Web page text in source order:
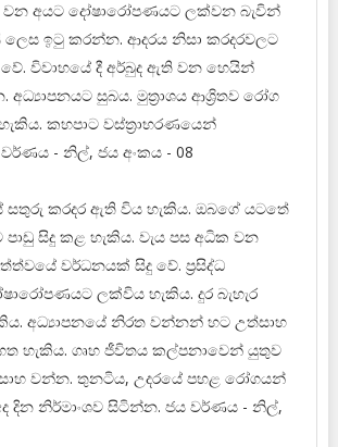
වන අයට දෝෂාරෝපණයට ලක්වන බැවින්
ඉටු කරන්න. ආදරය නිසා කරදරවලට
විවාහයේ දී අර්බුද ඇති වන හෙයින්
සුබය. මුත්‍රාශය ආශ්‍රිතව රෝග
කහපාට වස්ත්‍රාභරණයෙන්
- නිල්, ජය අංකය - 08
සතුරු කරදර ඇති විය හැකිය. ඔබගේ යටතේ
සිදු කළ හැකිය. වැය පස අධික වන
වර්ධනයක් සිදු වේ. ප්‍රසිද්ධ
ලක්විය හැකිය. දුර බැහැර
අධ්‍යාපනයේ නිරත වන්නන් හට උත්සාහ
හැකිය. ගෘහ ජීවිතය කල්පනාවෙන් යුතුව
වන්න. තුනටිය, උදරයේ පහළ රෝගයන්
දින නිර්මාංශව සිටින්න. ජය වර්ණය - නිල්,